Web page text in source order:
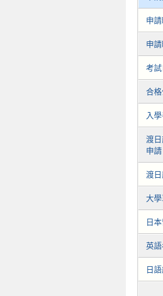
申
申
考試
合格
入
渡
申請
渡
大學
日
英
日